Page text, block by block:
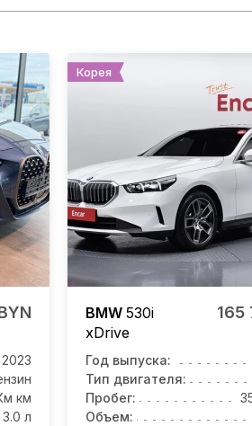
2023
км
3.0 л
Корея
BMW 530i
xDrive
165
Год выпуска:
Тип двигателя:
Пробег:
Объем: